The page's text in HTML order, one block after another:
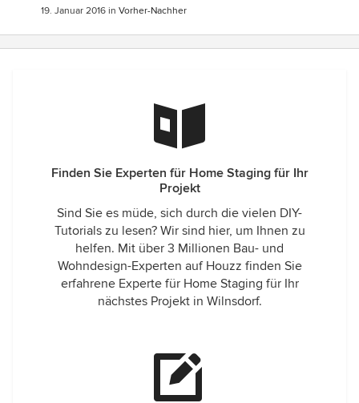
19. Januar 2016 in Vorher-Nachher
Finden Sie Experten für Home Staging für Ihr
Projekt
Sind Sie es müde, sich durch die vielen DIY-
Tutorials zu lesen? Wir sind hier, um Ihnen zu
helfen. Mit über 3 Millionen Bau- und
Wohndesign-Experten auf Houzz finden Sie
erfahrene Experte für Home Staging für Ihr
nächstes Projekt in Wilnsdorf.